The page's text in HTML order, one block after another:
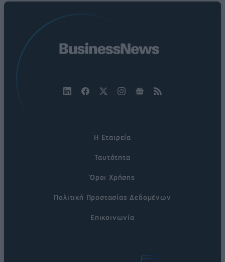
Η Εταιρεία
Ταυτότητα
Όροι Χρήσης
Πολιτική Προστασίας Δεδομένων
Επικοινωνία